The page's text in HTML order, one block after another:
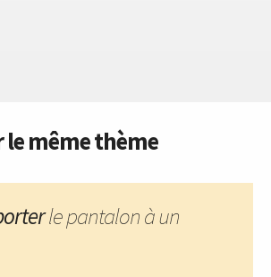
le même thème
le pantalon à un